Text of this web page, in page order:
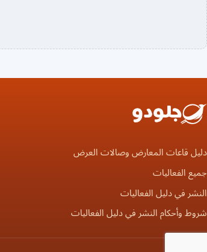
دليل قاعات المعارض وصالات العرض
جميع الفعاليات
النشر في دليل الفعاليات
شروط وأحكام النشر في دليل الفعاليات